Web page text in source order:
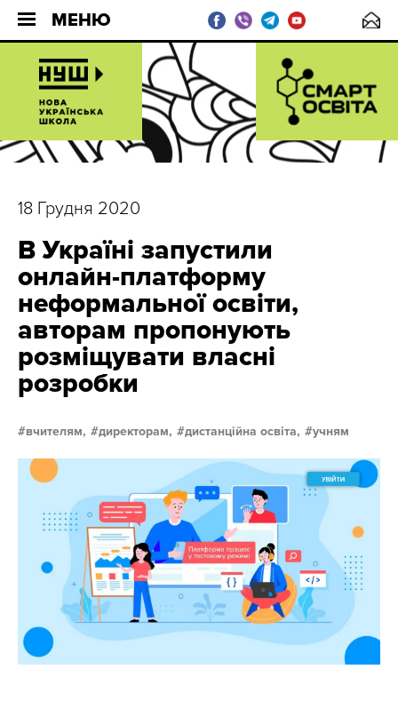
МЕНЮ
18 Грудня 2020
В Україні запустили
онлайн-платформу
неформальної освіти,
авторам пропонують
розміщувати власні
розробки
вчителям, директорам, дистанційна освіта, учням